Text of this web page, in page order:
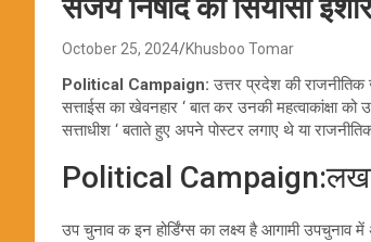
संजय निषाद का सियासी
October 25, 2024 Khusboo Tomar
Political Campaign: उत्तर प्रदेश की
सत्ताईस का खेवनहार ‘ बात कर उनकी महत्वाकांक्षा
सत्ताधीश ‘ बताते हुए अपने पोस्टर लगाए थे या
Political
उप चुनाव क इन होर्डिंग्स का लक्ष्य है आगामी उपचुनाव